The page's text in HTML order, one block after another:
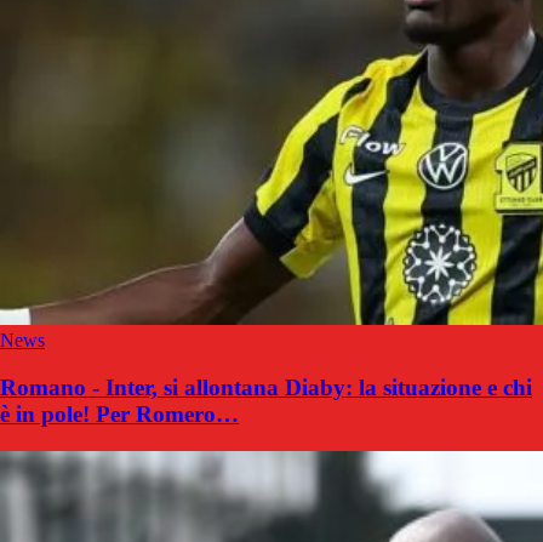
News
Romano - Inter, si allontana Diaby: la situazione e chi
è in pole! Per Romero…